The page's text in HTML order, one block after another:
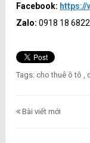
Facebook: https://
Zalo: 0918 18 6822
Tags: cho thuê ô tô
Bài viết mới